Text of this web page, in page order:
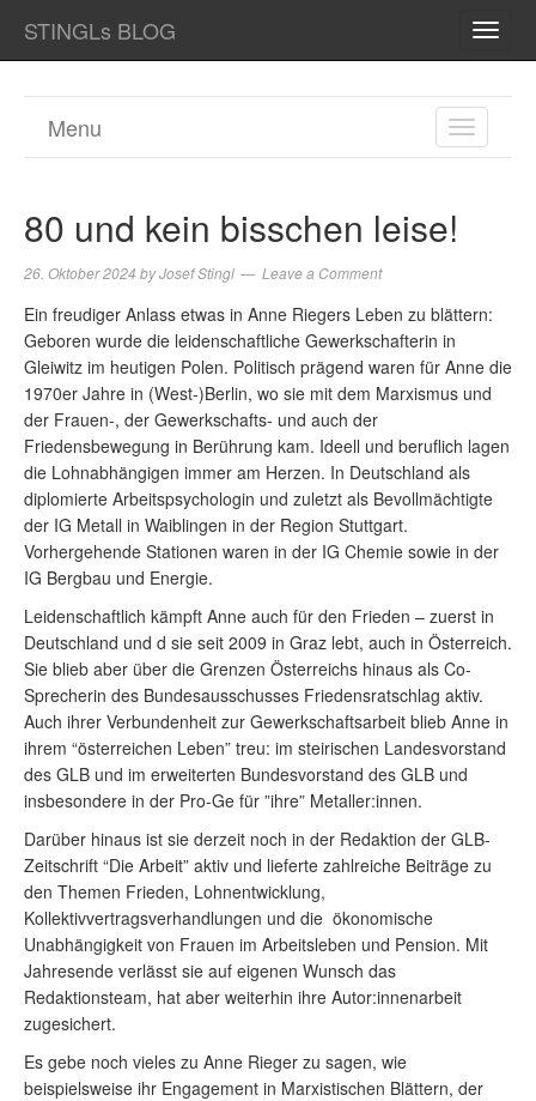
STINGLs BLOG
TOGGLE
Menu
80 und kein bisschen leise!
26. Oktober 2024 byJosef Stingl Leave a Comment
Ein freudiger Anlass etwas in Anne Riegers Leben zu blättern:
Geboren wurde die leidenschaftliche Gewerkschafterin in
Gleiwitz im heutigen Polen. Politisch prägend waren für Anne die
1970er Jahre in (West-)Berlin, wo sie mit dem Marxismus und
der Frauen-, der Gewerkschafts- und auch der
Friedensbewegung in Berührung kam. Ideell und beruflich lagen
die Lohnabhängigen immer am Herzen. In Deutschland als
diplomierte Arbeitspsychologin und zuletzt als Bevollmächtigte
der IG Metall in Waiblingen in der Region Stuttgart.
Vorhergehende Stationen waren in der IG Chemie sowie in der
IG Bergbau und Energie.
Leidenschaftlich kämpft Anne auch für den Frieden – zuerst in
Deutschland und d sie seit 2009 in Graz lebt, auch in Österreich.
Sie blieb aber über die Grenzen Österreichs hinaus als Co-
Sprecherin des Bundesausschusses Friedensratschlag aktiv.
Auch ihrer Verbundenheit zur Gewerkschaftsarbeit blieb Anne in
ihrem “österreichen Leben” treu: im steirischen Landesvorstand
des GLB und im erweiterten Bundesvorstand des GLB und
insbesondere in der Pro-Ge für ”ihre” Metaller:innen.
Darüber hinaus ist sie derzeit noch in der Redaktion der GLB-
Zeitschrift “Die Arbeit” aktiv und lieferte zahlreiche Beiträge zu
den Themen Frieden, Lohnentwicklung,
Kollektivvertragsverhandlungen und die ökonomische
Unabhängigkeit von Frauen im Arbeitsleben und Pension. Mit
Jahresende verlässt sie auf eigenen Wunsch das
Redaktionsteam, hat aber weiterhin ihre Autor:innenarbeit
zugesichert.
Es gebe noch vieles zu Anne Rieger zu sagen, wie
beispielsweise ihr Engagement in Marxistischen Blättern, der